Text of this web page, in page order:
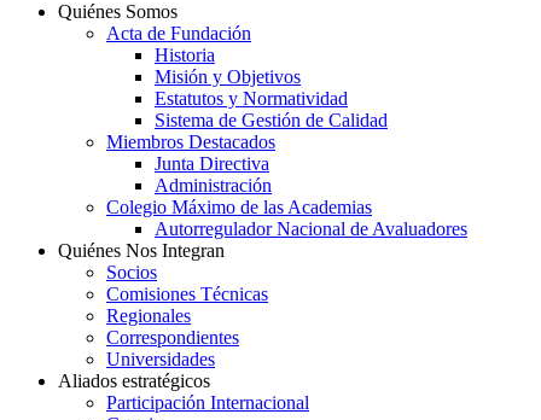
Quiénes Somos
Acta de Fundación
Historia
Misión y Objetivos
Estatutos y Normatividad
Sistema de Gestión de Calidad
Miembros Destacados
Junta Directiva
Administración
Colegio Máximo de las Academias
Autorregulador Nacional de Avaluadores
Quiénes Nos Integran
Socios
Comisiones Técnicas
Regionales
Correspondientes
Universidades
Aliados estratégicos
Participación Internacional